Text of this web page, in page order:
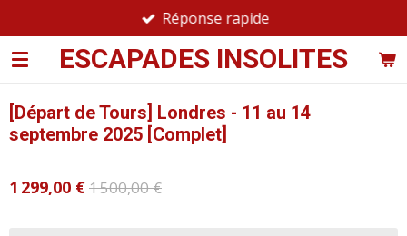
au
contenuESCAPADES INSOLITES
Réponse rapide
[Départ de Tours] Londres - 11 au 14
septembre 2025 [Complet]
1 299,00 €1 500,00 €